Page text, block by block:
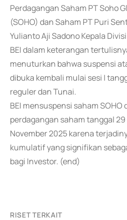
Perdagangan Saham PT Soho
(SOHO) dan Saham PT Puri
Yulianto Aji Sadono Kepala
BEI dalam keterangan
menuturkan bahwa suspensi
dibuka kembali mulai sesi I
reguler dan Tunai.
BEI mensuspensi saham SOHO
perdagangan saham tanggal 29
November 2025 karena
kumulatif yang signifikan
bagi Investor. (end)
RISET TERKAIT